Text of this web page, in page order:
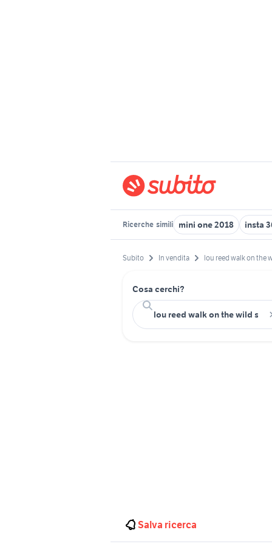
Ricerche simili mini one 2018 insta
Subito In vendita lou reed walk on the
Cosa cerchi?
Salva ricerca